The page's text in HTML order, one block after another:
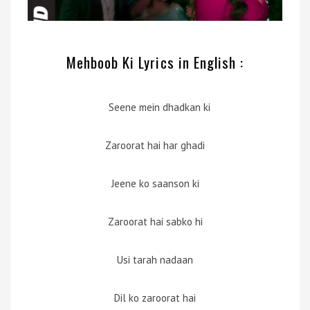
Mehboob Ki Lyrics in English :
Seene mein dhadkan ki
Zaroorat hai har ghadi
Jeene ko saanson ki
Zaroorat hai sabko hi
Usi tarah nadaan
Dil ko zaroorat hai